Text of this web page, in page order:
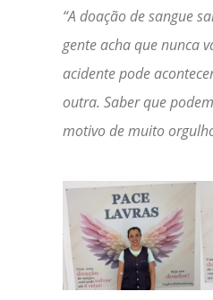
“A doação de sangue
gente acha que nunca
acidente pode
outra. Saber que
motivo de muito